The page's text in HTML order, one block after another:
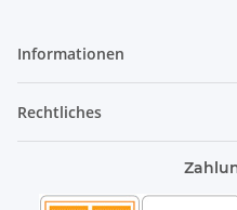
Informationen
Rechtliches